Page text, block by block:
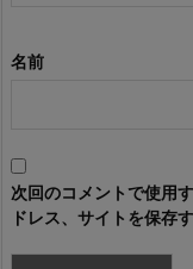
名前
次回のコメントで使用
ドレス、サイトを保存す